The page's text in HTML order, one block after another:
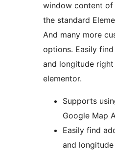
window content
the standard
And many more
options. Easily
and longitude
elementor.
Supports
Google Map
Easily find
and